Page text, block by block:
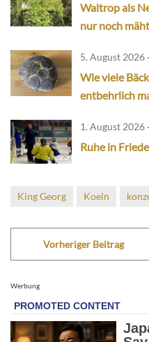
Waltrop als
nur noch
5. August 2026
Wie viele
entbehrlich
1. August 2026
Ruhe in
King Georg Koeln
Vorheriger Beitrag
Werbung